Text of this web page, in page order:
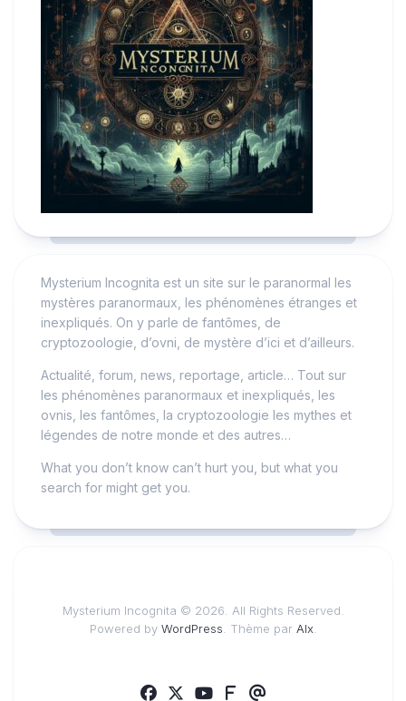
Mysterium Incognita est un site sur le paranormal les
mystères paranormaux, les phénomènes étranges et
inexpliqués. On y parle de fantômes, de
cryptozoologie, d’ovni, de mystère d’ici et d’ailleurs.
Actualité, forum, news, reportage, article… Tout sur
les phénomènes paranormaux et inexpliqués, les
ovnis, les fantômes, la cryptozoologie les mythes et
légendes de notre monde et des autres…
What you don’t know can’t hurt you, but what you
search for might get you.
Mysterium Incognita © 2026. All Rights Reserved.
Powered by WordPress . Thème par Alx